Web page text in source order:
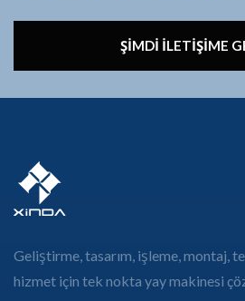
ŞIMDI İLETIŞIME
Geliştirme, tasarım, işleme, montaj,
hizmet için tek nokta yay makinesi